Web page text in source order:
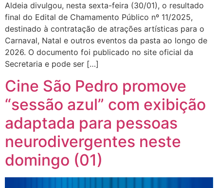
Aldeia divulgou, nesta sexta-feira (30/01), o resultado
final do Edital de Chamamento Público nº 11/2025,
destinado à contratação de atrações artísticas para o
Carnaval, Natal e outros eventos da pasta ao longo de
2026. O documento foi publicado no site oficial da
Secretaria e pode ser […]
Cine São Pedro promove
“sessão azul” com exibição
adaptada para pessoas
neurodivergentes neste
domingo (01)